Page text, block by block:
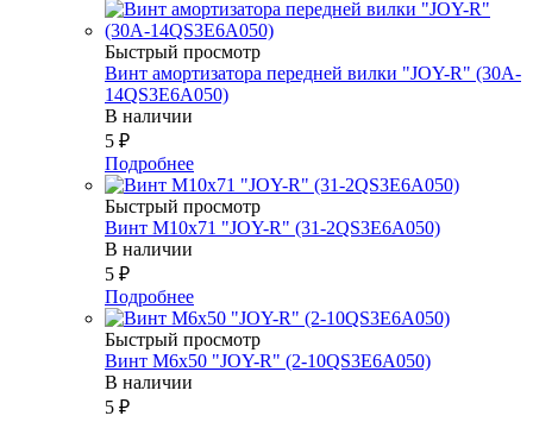
Быстрый просмотр
Винт амортизатора передней вилки "JOY-R" (30A-
14QS3E6A050)
В наличии
5 ₽
Подробнее
Быстрый просмотр
Винт М10х71 "JOY-R" (31-2QS3E6A050)
В наличии
5 ₽
Подробнее
Быстрый просмотр
Винт М6х50 "JOY-R" (2-10QS3E6A050)
В наличии
5 ₽